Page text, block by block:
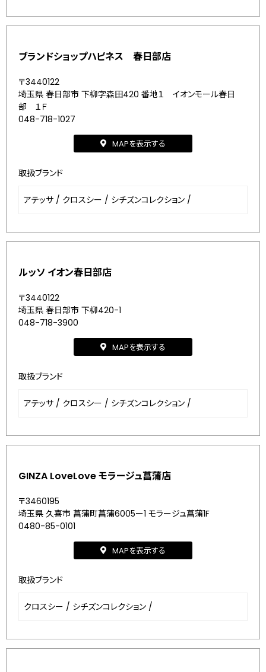
ブランドショップハピネス 春日部店
〒3440122
埼玉県 春日部市 下柳字森田420 番地１ イオンモール春日
部 １Ｆ
048-718-1027
MAPを表示する
取扱ブランド
アテッサ / クロスシー / シチズンコレクション /
ルッソ イオン春日部店
〒3440122
埼玉県 春日部市 下柳420-1
048-718-3900
MAPを表示する
取扱ブランド
アテッサ / クロスシー / シチズンコレクション /
GINZA LoveLove モラージュ菖蒲店
〒3460195
埼玉県 久喜市 菖蒲町菖蒲6005ー1 モラージュ菖蒲1F
0480-85-0101
MAPを表示する
取扱ブランド
クロスシー / シチズンコレクション /